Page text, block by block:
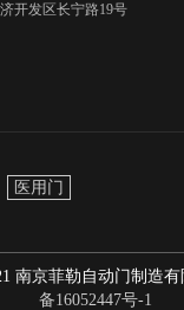
开发区长宁路19号
医用门
南京菲勒自动门制造
备16052447号-1